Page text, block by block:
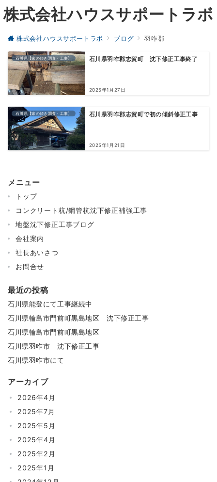
株式会社ハウスサポートラボ
株式会社ハウスサポートラボ ブログ 羽咋郡
石川県【家の傾き調査・工事】 石川県羽咋郡志賀町 沈下修正工事終了
2025年1月27日
石川県【家の傾き調査・工事】 石川県羽咋郡志賀町で初の傾斜修正工事
2025年1月21日
メニュー
トップ
コンクリート杭/鋼管杭沈下修正補強工事
地盤沈下修正工事ブログ
会社案内
社長あいさつ
お問合せ
最近の投稿
石川県能登にて工事継続中
石川県輪島市門前町黒島地区 沈下修正工事
石川県輪島市門前町黒島地区
石川県羽咋市 沈下修正工事
石川県羽咋市にて
アーカイブ
2026年4月
2025年7月
2025年5月
2025年4月
2025年2月
2025年1月